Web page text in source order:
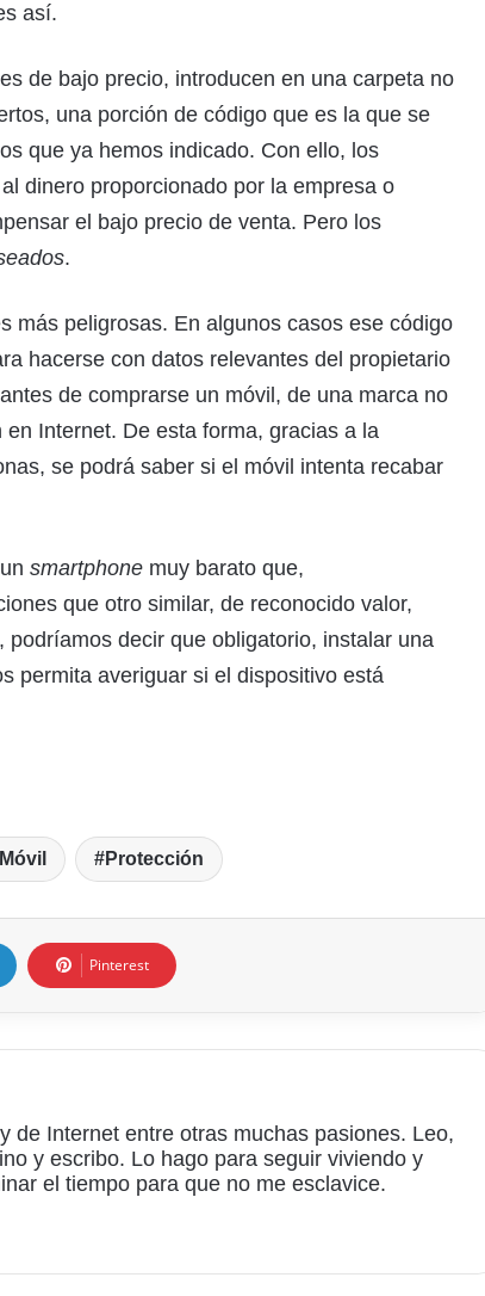
así.
de bajo precio, introducen en una carpeta no
una porción de código que es la que se
que ya hemos indicado. Con ello, los
dinero proporcionado por la empresa o
el bajo precio de venta. Pero los
.
más peligrosas. En algunos casos ese código
hacerse con datos relevantes del propietario
de comprarse un móvil, de una marca no
Internet. De esta forma, gracias a la
se podrá saber si el móvil intenta recabar
smartphone muy barato que,
que otro similar, de reconocido valor,
decir que obligatorio, instalar una
permita averiguar si el dispositivo está
Móvil Protección
Pinterest
de Internet entre otras muchas pasiones. Leo,
y escribo. Lo hago para seguir viviendo y
el tiempo para que no me esclavice.